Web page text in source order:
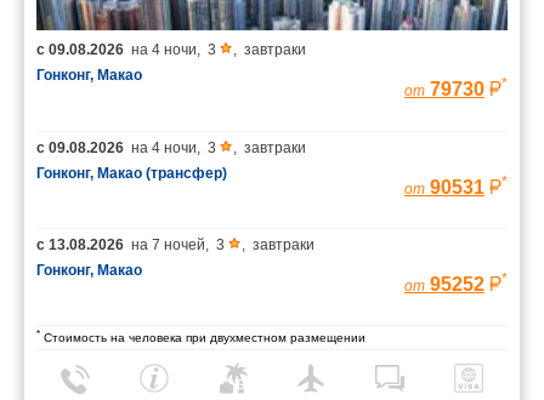
с 09.08.2026 на 4 ночи, 3 , завтраки
Гонконг, Макао
от 79730 *
с 09.08.2026 на 4 ночи, 3 , завтраки
Гонконг, Макао (трансфер)
от 90531 *
с 13.08.2026 на 7 ночей, 3 , завтраки
Гонконг, Макао
от 95252 *
* Стоимость на человека при двухместном размещении